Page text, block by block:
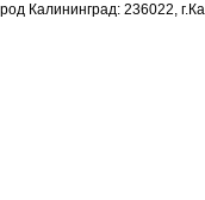
Калининград: 236022,